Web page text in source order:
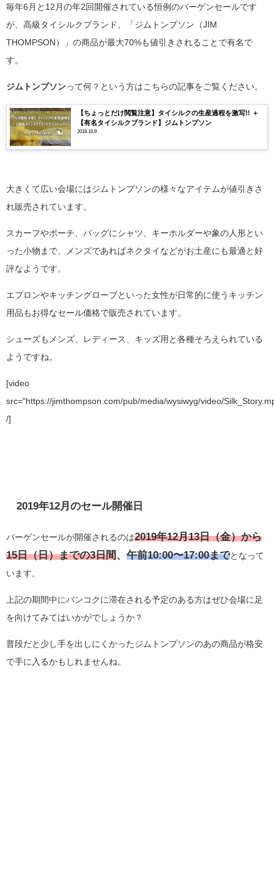
毎年6月と12月の年2回開催されている恒例のバーゲンセールです
が、高級タイシルクブランド、「ジムトンプソン（JIM
THOMPSON）」の商品が最大70%も値引きされることで有名で
す。
ジムトンプソンって何？という方はこちらの記事をご覧ください。
【ちょっとだけ閲覧注意】タイシルクの生産過程を激写!! ＋
【有名タイシルクブランド】ジムトンプソン
2018.10.9
大きくて広い会場にはジムトンプソンの様々なアイテムが値引きさ
れ販売されています。
スカーフやポーチ、バッグにシャツ、キーホルダーや象の人形とい
った小物まで、メンズであればネクタイなどがお土産にも最適と好
評なようです。
エプロンやキッチングローブといった女性が日常的に使うキッチン
用品もお得なセール価格で販売されています。
シューズもメンズ、レディース、キッズ用と各種そろえられている
ようですね。
[video
src="https://jimthompson.com/pub/media/wysiwyg/video/
/]
2019年12月のセール開催日
バーゲンセールが開催されるのは2019年12月13日（金）から
15日（日）までの3日間
午前10:00〜17:00までとなって
います。
上記の期間中にバンコクに滞在される予定のある方はぜひ会場に足
を向けてみてはいかがでしょうか？
普段だと少し手を出しにくかったジムトンプソンのあの商品が格安
で手に入るかもしれませんね。